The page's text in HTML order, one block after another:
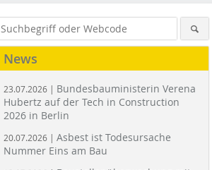
News
23.07.2026 | Bundesbauministerin Verena
Hubertz auf der Tech in Construction
2026 in Berlin
20.07.2026 | Asbest ist Todesursache
Nummer Eins am Bau